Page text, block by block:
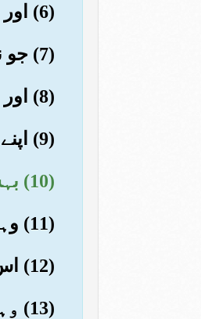
(6) اور خار دار جھاڑ کے سوا ان کے لیے کوئی کھانا نہیں (ہو گا)
(7) جو نہ فربہی لائے اور نہ بھوک میں کچھ کام آئے
(8) اور بہت سے منہ (والے) اس روز شادماں ہوں گے
(9) اپنے اعمال (کی جزا) سے خوش دل
(10) بہشت بریں میں
(11) وہاں کسی طرح کی بکواس نہیں سنیں گے
(12) اس میں چشمے بہ رہے ہوں گے
(13) وہاں تخت ہوں گے اونچے بچھے ہوئے